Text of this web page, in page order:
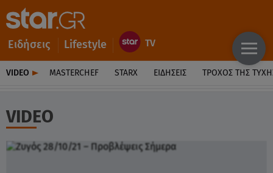
Ειδήσεις Lifestyle
VIDEO MASTERCHEF STARX ΕΙΔΉΣΕΙΣ ΤΡΟΧΌΣ ΤΗΣ
VIDEO